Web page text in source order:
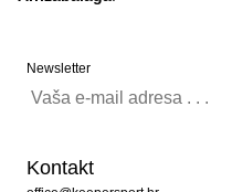
Newsletter
Kontakt